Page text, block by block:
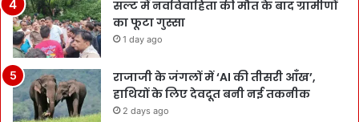
सल्ट में नवविवाहिता की मौत के बाद ग्रामीणों
का फूटा गुस्सा
1 day ago
राजाजी के जंगलों में ‘AI की तीसरी आँख’,
हाथियों के लिए देवदूत बनी नई तकनीक
2 days ago